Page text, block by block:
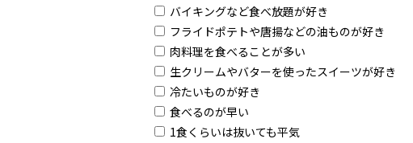
バイキングなど食べ放題が好き
フライドポテトや唐揚などの油ものが好き
肉料理を食べることが多い
生クリームやバターを使ったスイーツが好き
冷たいものが好き
食べるのが早い
1食くらいは抜いても平気